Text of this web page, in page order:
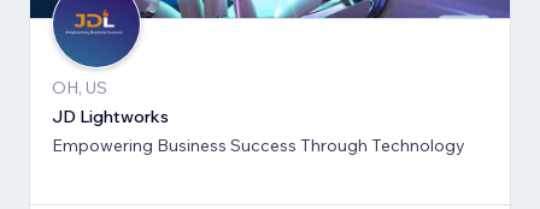
OH, US
JD Lightworks
Empowering Business Success Through Technology